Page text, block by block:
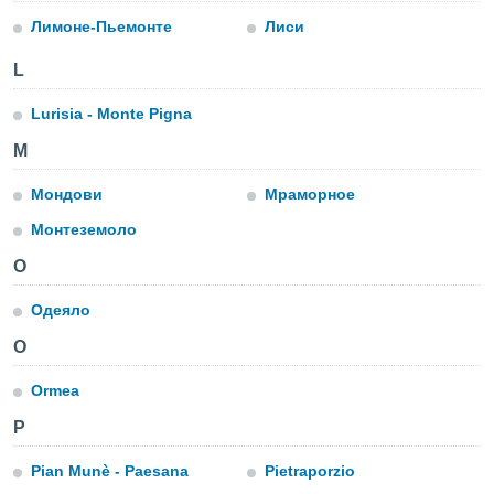
установки
или
и
как
Лимоне-Пьемонте Лиси
L
Lurisia - Monte Pigna
М
Мондови
Монтеземоло
Мраморное
О
Одеяло
O
Ormea
P
Pian Munè - Paesana Pietraporzio